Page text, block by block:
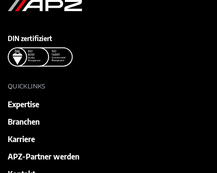
Zur APZ Startseite
DIN zertifiziert
QUICKLINKS
Expertise
Branchen
Karriere
APZ-Partner werden